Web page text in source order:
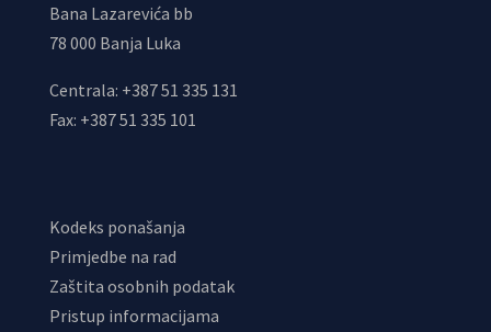
Bana Lazarevića bb
78 000 Banja Luka
Centrala: +387 51 335 131
Fax: +387 51 335 101
Kodeks ponašanja
Primjedbe na rad
Zaštita osobnih podatak
Pristup informacijama